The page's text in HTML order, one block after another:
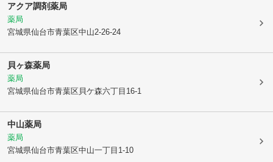
アクア調剤薬局
薬局
宮城県仙台市青葉区中山2-26-24
貝ヶ森薬局
薬局
宮城県仙台市青葉区 貝ケ森六丁目16-1
中山薬局
薬局
宮城県仙台市青葉区中山一丁目1-10